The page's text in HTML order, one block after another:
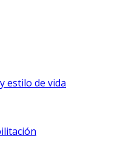
estilo de vida